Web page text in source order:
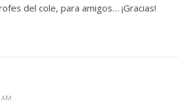
del cole, para amigos… ¡Gracias!